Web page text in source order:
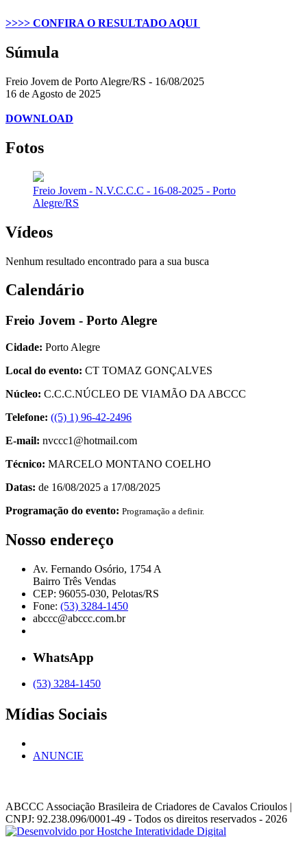
>>>> CONFIRA O RESULTADO AQUI
Súmula
Freio Jovem de Porto Alegre/RS - 16/08/2025
16 de Agosto de 2025
DOWNLOAD
Fotos
Freio Jovem - N.V.C.C.C - 16-08-2025 - Porto
Alegre/RS
Vídeos
Nenhum resultado encontrado para a sua busca
Calendário
Freio Jovem - Porto Alegre
Cidade: Porto Alegre
Local do evento: CT TOMAZ GONÇALVES
Núcleo: C.C.C.NÚCLEO DE VIAMÃO DA ABCCC
Telefone: ((5) 1) 96-42-2496
E-mail: nvccc1@hotmail.com
Técnico: MARCELO MONTANO COELHO
Datas: de 16/08/2025 a 17/08/2025
Programação do evento: Programação a definir.
Nosso endereço
Av. Fernando Osório, 1754 A
Bairro Três Vendas
CEP: 96055-030, Pelotas/RS
Fone: (53) 3284-1450
abccc@abccc.com.br
WhatsApp
(53) 3284-1450
Mídias Sociais
ANUNCIE
ABCCC Associação Brasileira de Criadores de Cavalos Crioulos |
CNPJ: 92.238.096/0001-49 - Todos os direitos reservados - 2026